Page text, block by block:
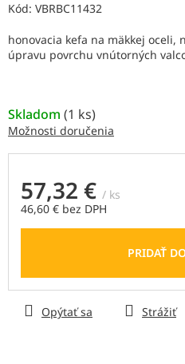
Kód: VBRBC11432
Skladom (1 ks)
Možnosti doručenia
57,32 € / ks
46,60 € bez DPH
Jednotková
PRIDAŤ
honovacia kefa na mäkkej oceli,
úpravu povrchu vnútorných
Opýtať sa Strážiť
0,0
5
hviezdičiek.